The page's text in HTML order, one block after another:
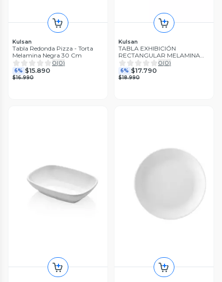
Kulsan
Tabla Redonda Pizza - Torta
Melamina Negra 30 Cm
0(0)
6% $15.890
$16.990
Kulsan
TABLA EXHIBICIÓN
RECTANGULAR MELAMINA
CON ASA 50X20 CM
0(0)
6% $17.790
$18.990